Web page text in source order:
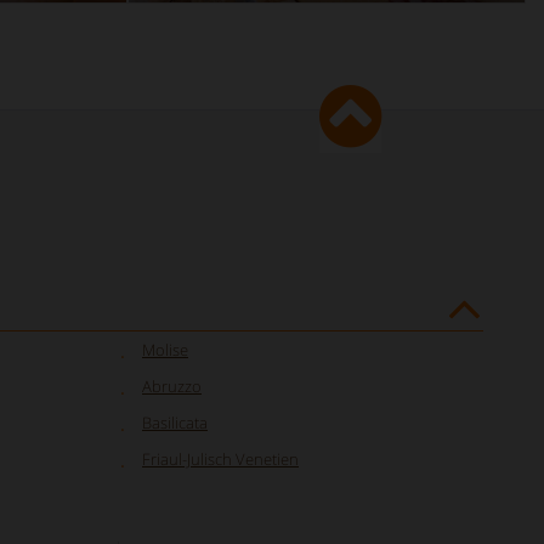
Molise
Abruzzo
Basilicata
Friaul-Julisch Venetien